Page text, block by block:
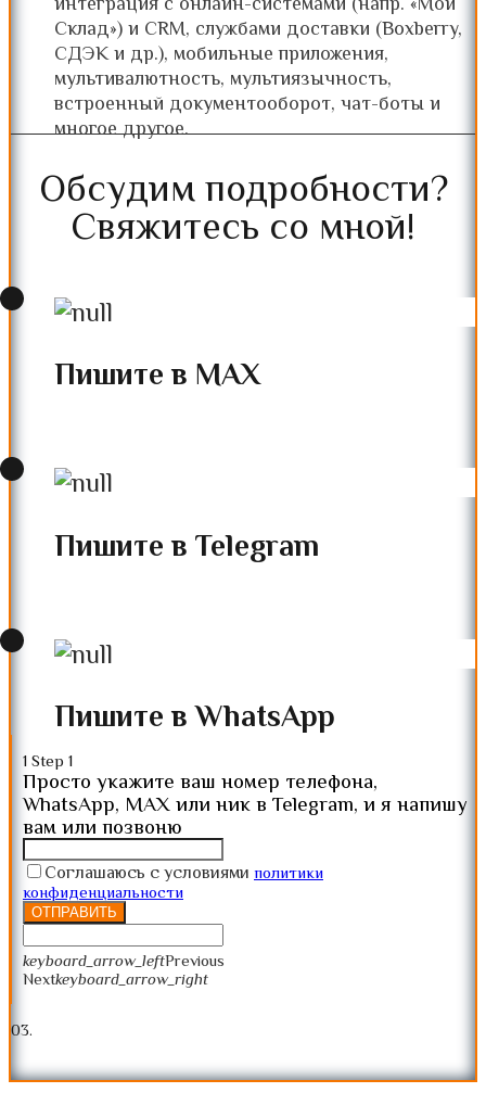
Склад») и CRM, службами доставки (Boxberry,
СДЭК и др.), мобильные приложения,
мультивалютность, мультиязычность,
встроенный документооборот, чат-боты и
многое другое.
Обсудим подробности?
Свяжитесь со мной!
Пишите в MAX
Пишите в Telegram
Пишите в WhatsApp
1 Step 1
Просто укажите ваш номер телефона,
WhatsApp, MAX или ник в Telegram, и я напишу
вам или позвоню
Соглашаюсь с условиями политики
конфиденциальности
ОТПРАВИТЬ
keyboard_arrow_leftPrevious
Nextkeyboard_arrow_right
03.